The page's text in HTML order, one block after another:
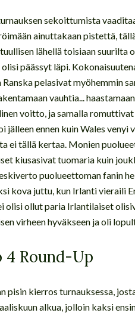
sekoittumista
ainuttakaan pistettä,
lähellä toisiaan suurilta
päässyt läpi.
pelasivat myöhemmin
vauhtia...
voitto, ja samalla romuttivat
jälleen ennen kuin Wales venyi
ei tällä kertaa. Monien
kiusasivat tuomaria kuin
puolueettoman fanin
kova juttu, kun Irlanti vieraili
olisi ollut paria Irlantilaiset
virheen hyväkseen ja oli
4 Round-Up
pisin kierros turnauksessa,
alkua, jolloin kaksi